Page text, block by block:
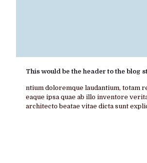
This would be the header to the blog
ntium doloremque laudantium, totam
eaque ipsa quae ab illo inventore
architecto beatae vitae dicta sunt